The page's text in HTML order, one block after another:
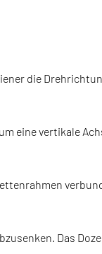
die
eine vertikale
Das